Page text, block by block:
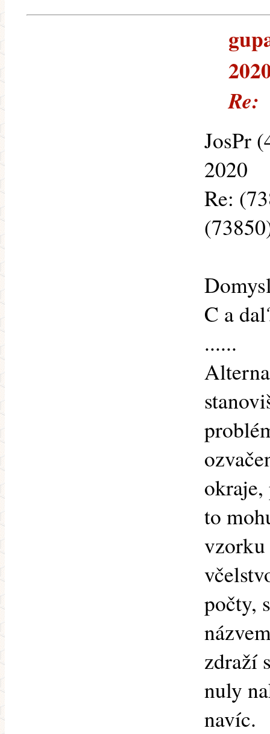
Re:
JosPr
2020
Re:
C a
......
to
vzorku
počty,
zdraží
nuly
navíc.